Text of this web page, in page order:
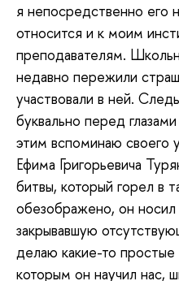
я непосредственно
относится и к моим
преподавателям.
недавно пережили
участвовали в ней.
буквально перед
этим вспоминаю своего
Ефима Григорьевича
битвы, который горел в
обезображено, он носил
закрывавшую
делаю какие-то
которым он научил нас,